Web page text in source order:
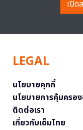
เปิด
LEGAL
นโยบายคุกกี้
นโยบายการคุ้มครอ
ติดต่อเรา
เกี่ยวกับเอ็มไทย